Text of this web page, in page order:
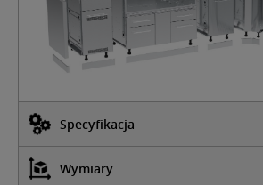
Specyfikacja
Wymiary